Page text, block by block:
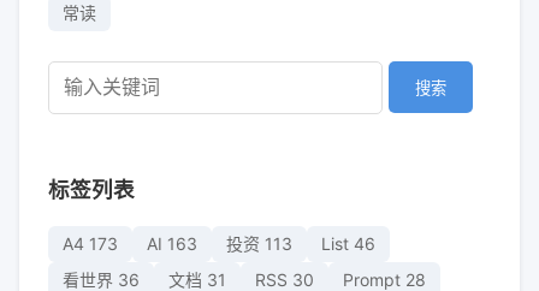
常读
搜索
标签列表
A4 173 AI 163 投资 113 List 46
看世界 36 文档 31 RSS 30 Prompt 28